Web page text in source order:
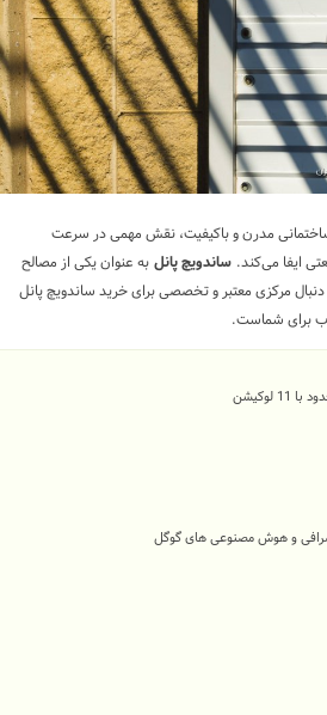
ساختمانی مدرن و باکیفیت، نقش مهمی در سرعت
ایفا می‌کند. ساندویچ پانل به عنوان یکی از مصالح
دنبال مرکزی معتبر و تخصصی برای خرید ساندویچ پانل
برای شماست.
صرافی و هوش مصنوعی های گوگل